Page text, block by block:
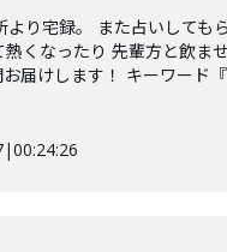
り宅録。 また占いしても
くなったり 先輩方と飲ま
届けします！ キーワード
|00:24:26